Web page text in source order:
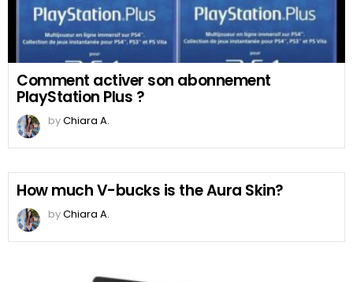
Comment activer son abonnement
PlayStation Plus ?
byChiara A.
How much V-bucks is the Aura Skin?
byChiara A.